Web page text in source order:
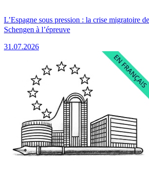
L’Espagne sous pression : la crise migratoire
Schengen à l’épreuve
31.07.2026